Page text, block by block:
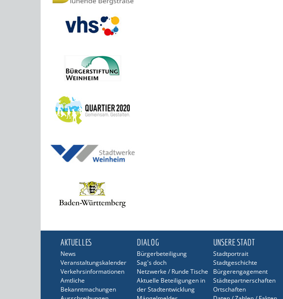
AKTUELLES
News
Veranstaltungskalender
Verkehrsinformationen
Amtliche
Bekanntmachungen
DIALOG
Bürgerbeteiligung
Sag's doch
Netzwerke / Runde Tische
Aktuelle Beteiligungen in
der Stadtentwicklung
UNSERE STADT
Stadtportrait
Stadtgeschichte
Bürgerengagement
Städtepartnerschaften
Ortschaften